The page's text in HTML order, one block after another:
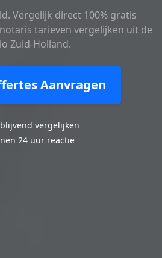
Vergelijk direct 100% gratis
tarieven vergelijken uit de
Zuid-Holland.
Aanvragen
vergelijken
24 uur reactie